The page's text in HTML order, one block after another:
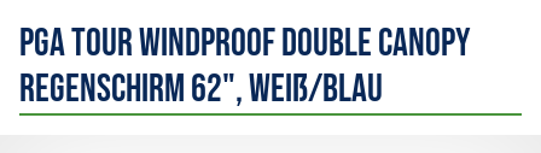
PGA Tour Windproof Double Canopy
Regenschirm 62", weiß/blau